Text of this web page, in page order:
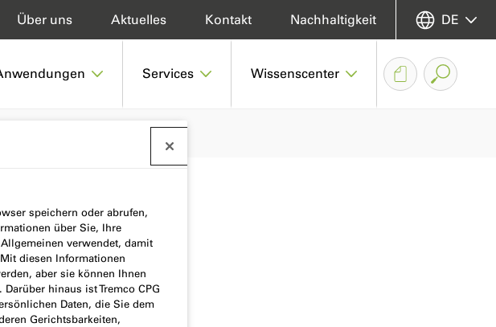
Services Wissenscenter
Über uns Aktuelles Kontakt Nachhaltigkeit DE
speichern oder abrufen,
über Sie, Ihre
verwendet, damit
diesen Informationen
aber sie können Ihnen
hinaus ist Tremco CPG
Daten, die Sie dem
Gerichtsbarkeiten,